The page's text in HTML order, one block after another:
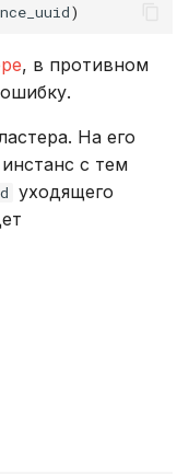
)
, в противном
На его
с тем
уходящего